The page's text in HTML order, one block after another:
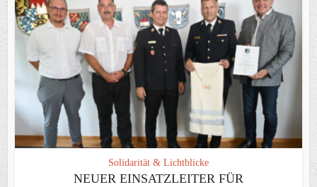
Solidarität & Lichtblicke
NEUER EINSATZLEITER FÜR